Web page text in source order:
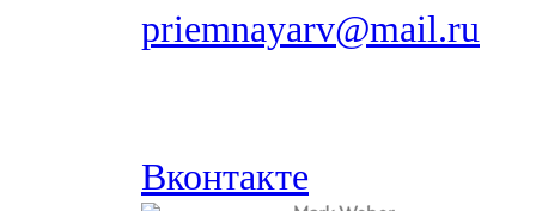
priemnayarv@mail.ru
Вконтакте